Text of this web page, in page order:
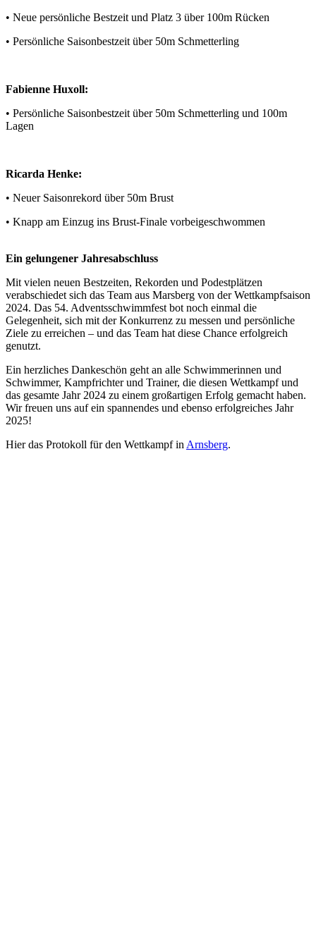
• Neue persönliche Bestzeit und Platz 3 über 100m Rücken
• Persönliche Saisonbestzeit über 50m Schmetterling
Fabienne Huxoll:
• Persönliche Saisonbestzeit über 50m Schmetterling und 100m
Lagen
Ricarda Henke:
• Neuer Saisonrekord über 50m Brust
• Knapp am Einzug ins Brust-Finale vorbeigeschwommen
Ein gelungener Jahresabschluss
Mit vielen neuen Bestzeiten, Rekorden und Podestplätzen
verabschiedet sich das Team aus Marsberg von der Wettkampfsaison
2024. Das 54. Adventsschwimmfest bot noch einmal die
Gelegenheit, sich mit der Konkurrenz zu messen und persönliche
Ziele zu erreichen – und das Team hat diese Chance erfolgreich
genutzt.
Ein herzliches Dankeschön geht an alle Schwimmerinnen und
Schwimmer, Kampfrichter und Trainer, die diesen Wettkampf und
das gesamte Jahr 2024 zu einem großartigen Erfolg gemacht haben.
Wir freuen uns auf ein spannendes und ebenso erfolgreiches Jahr
2025!
Hier das Protokoll für den Wettkampf in Arnsberg.